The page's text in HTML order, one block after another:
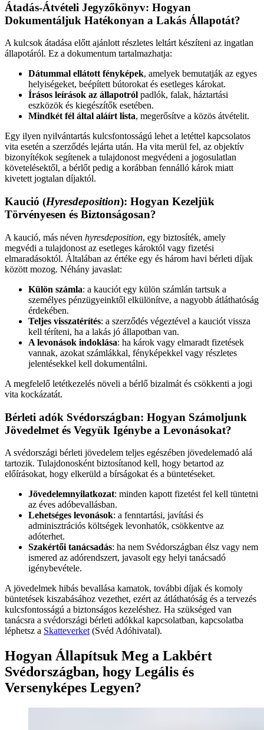
Átadás-Átvételi Jegyzőkönyv: Hogyan
Dokumentáljuk Hatékonyan a Lakás Állapotát?
A kulcsok átadása előtt ajánlott részletes leltárt készíteni az ingatlan
állapotáról. Ez a dokumentum tartalmazhatja:
Dátummal ellátott fényképek, amelyek bemutatják az egyes
helyiségeket, beépített bútorokat és esetleges károkat.
Írásos leírások az állapotról padlók, falak, háztartási
eszközök és kiegészítők esetében.
Mindkét fél által aláírt lista, megerősítve a közös átvételit.
Egy ilyen nyilvántartás kulcsfontosságú lehet a letéttel kapcsolatos
vita esetén a szerződés lejárta után. Ha vita merül fel, az objektív
bizonyítékok segítenek a tulajdonost megvédeni a jogosulatlan
követelésektől, a bérlőt pedig a korábban fennálló károk miatt
kivetett jogtalan díjaktól.
Kaució (Hyresdeposition): Hogyan Kezeljük
Törvényesen és Biztonságosan?
A kaució, más néven hyresdeposition, egy biztosíték, amely
megvédi a tulajdonost az esetleges károktól vagy fizetési
elmaradásoktól. Általában az értéke egy és három havi bérleti díjak
között mozog. Néhány javaslat:
Külön számla: a kauciót egy külön számlán tartsuk a
személyes pénzügyeinktől elkülönítve, a nagyobb átláthatóság
érdekében.
Teljes visszatérítés: a szerződés végeztével a kauciót vissza
kell téríteni, ha a lakás jó állapotban van.
A levonások indoklása: ha károk vagy elmaradt fizetések
vannak, azokat számlákkal, fényképekkel vagy részletes
jelentésekkel kell dokumentálni.
A megfelelő letétkezelés növeli a bérlő bizalmát és csökkenti a jogi
vita kockázatát.
Bérleti adók Svédországban: Hogyan Számoljunk
Jövedelmet és Vegyük Igénybe a Levonásokat?
A svédországi bérleti jövedelem teljes egészében jövedelemadó alá
tartozik. Tulajdonosként biztosítanod kell, hogy betartod az
előírásokat, hogy elkerüld a bírságokat és a büntetéseket.
Jövedelemnyilatkozat: minden kapott fizetést fel kell tüntetni
az éves adóbevallásban.
Lehetséges levonások: a fenntartási, javítási és
adminisztrációs költségek levonhatók, csökkentve az
adóterhet.
Szakértői tanácsadás: ha nem Svédországban élsz vagy nem
ismered az adórendszert, javasolt egy helyi tanácsadó
igénybevétele.
A jövedelmek hibás bevallása kamatok, további díjak és komoly
büntetések kiszabásához vezethet, ezért az átláthatóság és a tervezés
kulcsfontosságú a biztonságos kezeléshez. Ha szükséged van
tanácsra a svédországi bérleti adókkal kapcsolatban, kapcsolatba
léphetsz a Skatteverket (Svéd Adóhivatal).
Hogyan Állapítsuk Meg a Lakbért
Svédországban, hogy Legális és
Versenyképes Legyen?